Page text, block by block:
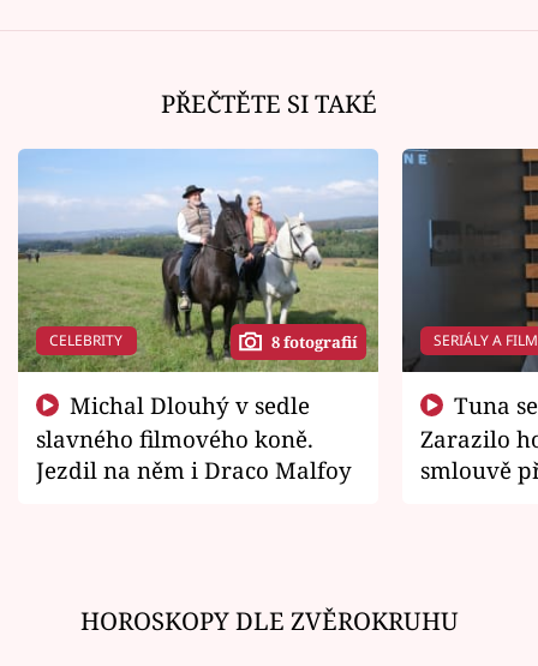
PŘEČTĚTE SI TAKÉ
CELEBRITY 8 fotografií
slavného filmového koně.
Jezdil na něm i Draco Malfoy
SERIÁLY A
Zarazilo
smlouvě
HOROSKOPY DLE ZVĚROKRUHU